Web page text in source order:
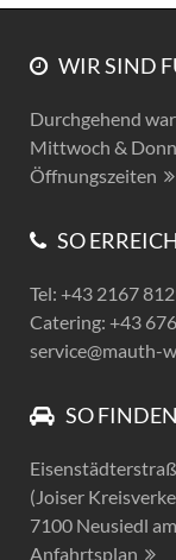
WIR SIND
Durchgehend
Mittwoch &
Öffnungszeiten
SO
Tel: +43 2167
Catering: +43
service@mauth-
SO
(Joiser
7100 Neusiedl
Anfahrtsplan